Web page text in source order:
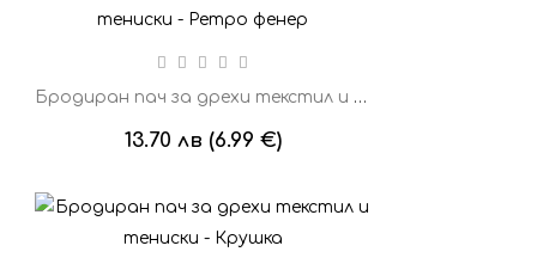
Бродиран пач за дрехи текстил и тениски - Ретро фенер
13.70 лв (6.99 €)